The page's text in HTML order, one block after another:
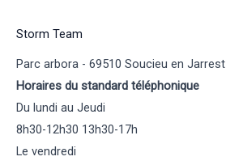
Storm Team
Parc arbora - 69510 Soucieu en Jarrest
Horaires du standard téléphonique
Du lundi au Jeudi
8h30-12h30 13h30-17h
Le vendredi